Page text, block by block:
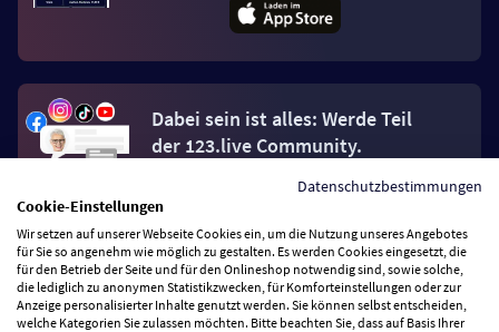
Dabei sein ist alles: Werde Teil
der 123.live Community.
Datenschutzbestimmungen
Cookie-Einstellungen
Wir setzen auf unserer Webseite Cookies ein, um die Nutzung unseres Angebotes
für Sie so angenehm wie möglich zu gestalten. Es werden Cookies eingesetzt, die
für den Betrieb der Seite und für den Onlineshop notwendig sind, sowie solche,
die lediglich zu anonymen Statistikzwecken, für Komforteinstellungen oder zur
Anzeige personalisierter Inhalte genutzt werden. Sie können selbst entscheiden,
welche Kategorien Sie zulassen möchten. Bitte beachten Sie, dass auf Basis Ihrer